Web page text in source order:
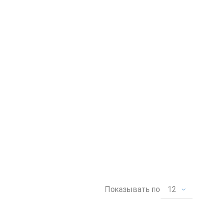
Показывать по 12